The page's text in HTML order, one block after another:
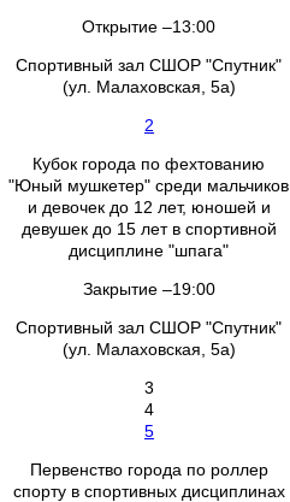
Открытие –13:00
Спортивный зал СШОР "Спутник"
(ул. Малаховская, 5а)
2
Кубок города по фехтованию
"Юный мушкетер" среди мальчиков
и девочек до 12 лет, юношей и
девушек до 15 лет в спортивной
дисциплине "шпага"
Закрытие –19:00
Спортивный зал СШОР "Спутник"
(ул. Малаховская, 5а)
3
4
5
Первенство города по роллер
спорту в спортивных дисциплинах